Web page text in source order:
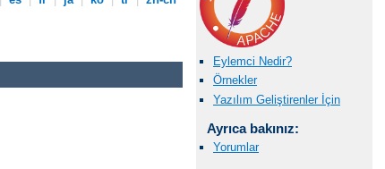
Eylemci Nedir?
Örnekler
Yazılım Geliştirenler İçin
Ayrıca bakınız:
Yorumlar